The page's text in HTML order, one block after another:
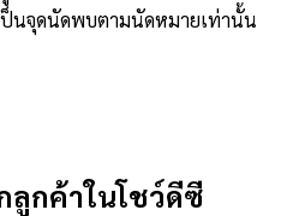
ป็นจุดนัดพบตามนัดหมายเท่านั้น
กค้าในโชว์ดีซี